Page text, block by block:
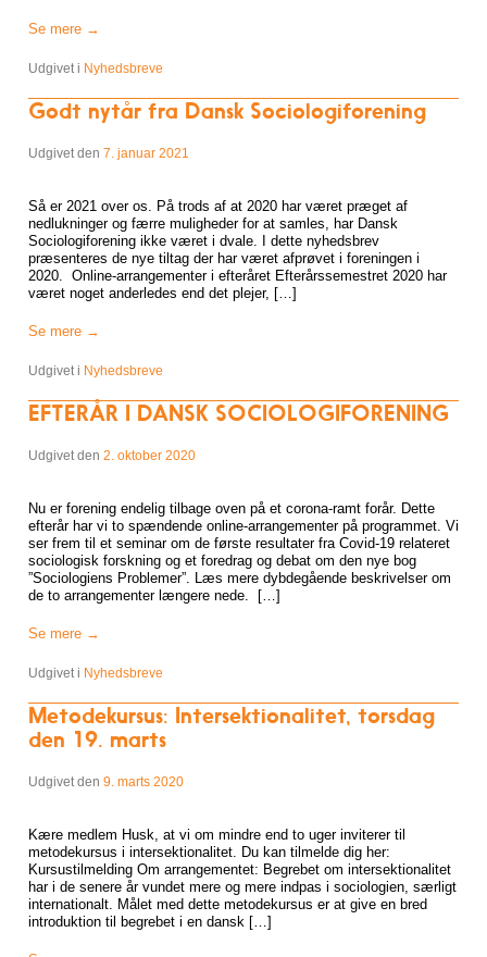
Se mere →
Udgivet i Nyhedsbreve
Godt nytår fra Dansk Sociologiforening
Udgivet den 7. januar 2021
Så er 2021 over os. På trods af at 2020 har været præget af
nedlukninger og færre muligheder for at samles, har Dansk
Sociologiforening ikke været i dvale. I dette nyhedsbrev
præsenteres de nye tiltag der har været afprøvet i foreningen i
2020. Online-arrangementer i efteråret Efterårssemestret 2020 har
været noget anderledes end det plejer, […]
Se mere →
Udgivet i Nyhedsbreve
EFTERÅR I DANSK SOCIOLOGIFORENING
Udgivet den 2. oktober 2020
Nu er forening endelig tilbage oven på et corona-ramt forår. Dette
efterår har vi to spændende online-arrangementer på programmet. Vi
ser frem til et seminar om de første resultater fra Covid-19 relateret
sociologisk forskning og et foredrag og debat om den nye bog
”Sociologiens Problemer”. Læs mere dybdegående beskrivelser om
de to arrangementer længere nede. […]
Se mere →
Udgivet i Nyhedsbreve
Metodekursus: Intersektionalitet, torsdag
den 19. marts
Udgivet den 9. marts 2020
Kære medlem Husk, at vi om mindre end to uger inviterer til
metodekursus i intersektionalitet. Du kan tilmelde dig her:
Kursustilmelding Om arrangementet: Begrebet om intersektionalitet
har i de senere år vundet mere og mere indpas i sociologien, særligt
internationalt. Målet med dette metodekursus er at give en bred
introduktion til begrebet i en dansk […]